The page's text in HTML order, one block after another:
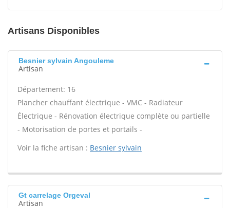
Artisans Disponibles
Besnier sylvain Angouleme
Artisan
Département: 16
Plancher chauffant électrique - VMC - Radiateur
Électrique - Rénovation électrique complète ou partielle
- Motorisation de portes et portails -
Voir la fiche artisan : Besnier sylvain
Gt carrelage Orgeval
Artisan